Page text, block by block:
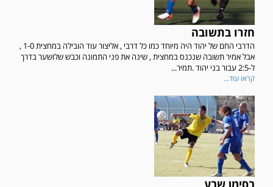
חזרו בתשובה
הדרבי החם של יהוד היה מיוחד כמו כל דרבי , אליצור עוד הובילה במחצית 1-0 ,
אבל אמיר תשובה שנכנס במחצית , שינה את פני התמונה וכבש שלושער בדרך
ל-2:5 עבור בני יהוד .תמיר...
קראו עוד...
בסימן שבע